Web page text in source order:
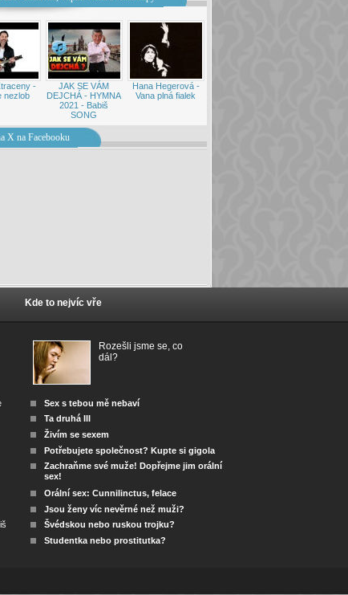
Hana Hegerová -
Vana plná fialek
JAK SE VÁM
DEJCHÁ - HYMNA
2021 - Babiš
SONG
-
nezlob
X na Facebooku
Kde to nejvíc vře
Rozešli jsme se, co
dál?
Sex s tebou mě nebaví
Ta druhá III
Živím se sexem
Potřebujete společnost? Kupte si gigola
Zachraňme své muže! Dopřejme jim orální
sex!
Orální sex: Cunnilinctus, felace
Jsou ženy víc nevěrné než muži?
Švédskou nebo ruskou trojku?
Studentka nebo prostitutka?